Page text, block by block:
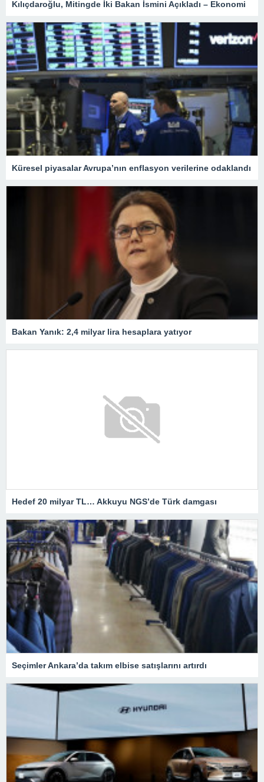
Kılıçdaroğlu, Mitingde İki Bakan İsmini Açıkladı – Ekonomi
Küresel piyasalar Avrupa’nın enflasyon verilerine odaklandı
Bakan Yanık: 2,4 milyar lira hesaplara yatıyor
Hedef 20 milyar TL… Akkuyu NGS’de Türk damgası
Seçimler Ankara’da takım elbise satışlarını artırdı